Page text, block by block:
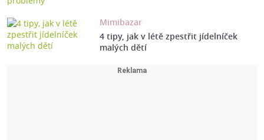
Mimibazar
4 tipy, jak v létě zpestřit jídelníček
malých dětí